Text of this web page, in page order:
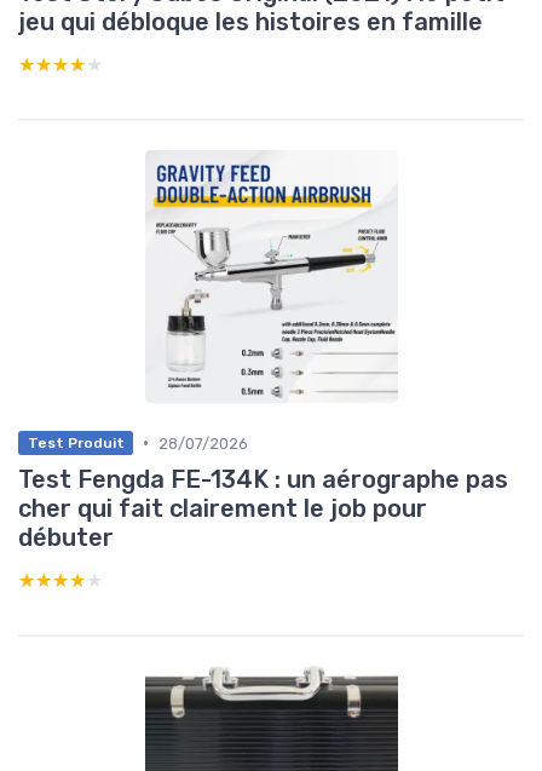
jeu qui débloque les histoires en famille
★★★★★
★★★★★
Test Produit • 28/07/2026
Test Fengda FE-134K : un aérographe pas
cher qui fait clairement le job pour
débuter
★★★★★
★★★★★